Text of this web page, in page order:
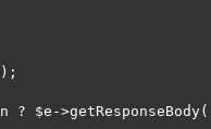
? $e-